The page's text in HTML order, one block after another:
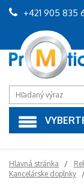
+421 905 835
Hlavná stránka
Kancelárske doplnky